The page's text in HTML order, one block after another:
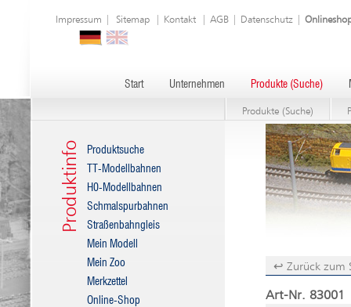
Impressum Sitemap Kontakt AGB Datenschutz
Start Unternehmen Produkte (Suche)
Produkte (Suche)
Produktinfo
Produktsuche
TT-Modellbahnen
H0-Modellbahnen
Schmalspurbahnen
Straßenbahngleis
Mein Modell
Mein Zoo
Merkzettel
Online-Shop
↩ Zurück zum
Art-Nr. 83001